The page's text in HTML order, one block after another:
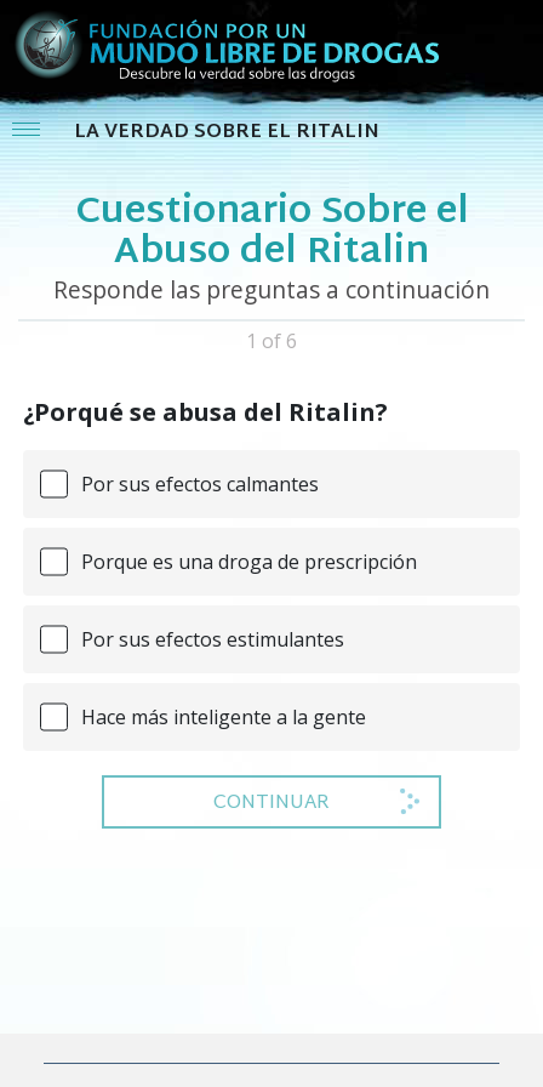
LA VERDAD SOBRE EL RITALIN
Cuestionario Sobre el
Abuso del Ritalin
Responde las preguntas a continuación
1 of 6
¿Porqué se abusa del Ritalin?
Por sus efectos calmantes
Porque es una droga de prescripción
Por sus efectos estimulantes
Hace más inteligente a la gente
CONTINUAR